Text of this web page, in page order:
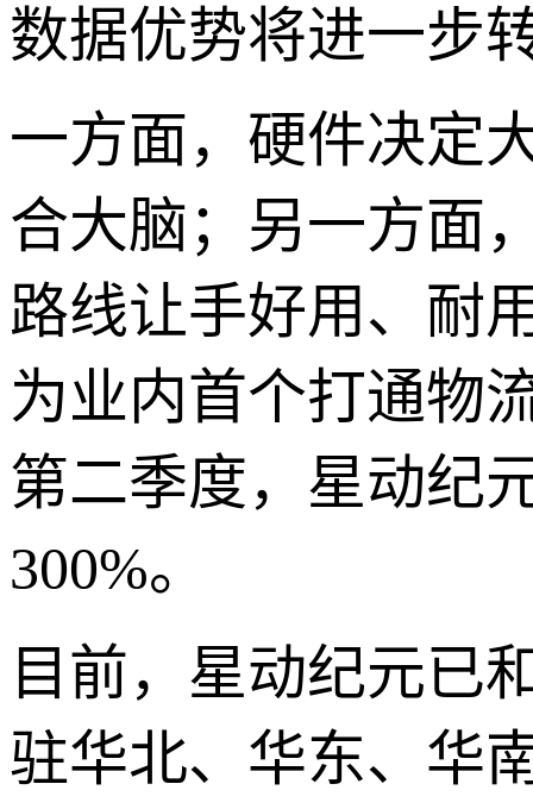
数据优势将进一步
一方面，硬件决定
合大脑；另一方面
路线让手好用、耐
为业内首个打通物
第二季度，星动纪
300%。
目前，星动纪元已
驻华北、华东、华